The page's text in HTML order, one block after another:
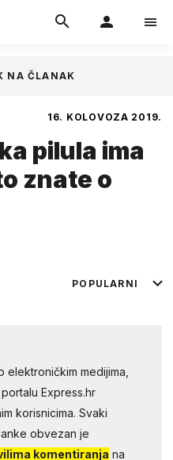
16. KOLOVOZA 2019.
pilula ima
znate o
NA ČLANAK
POPULARNI
medijima,
Express.hr
korisnicima. Svaki
obvezan je
komentiranja na